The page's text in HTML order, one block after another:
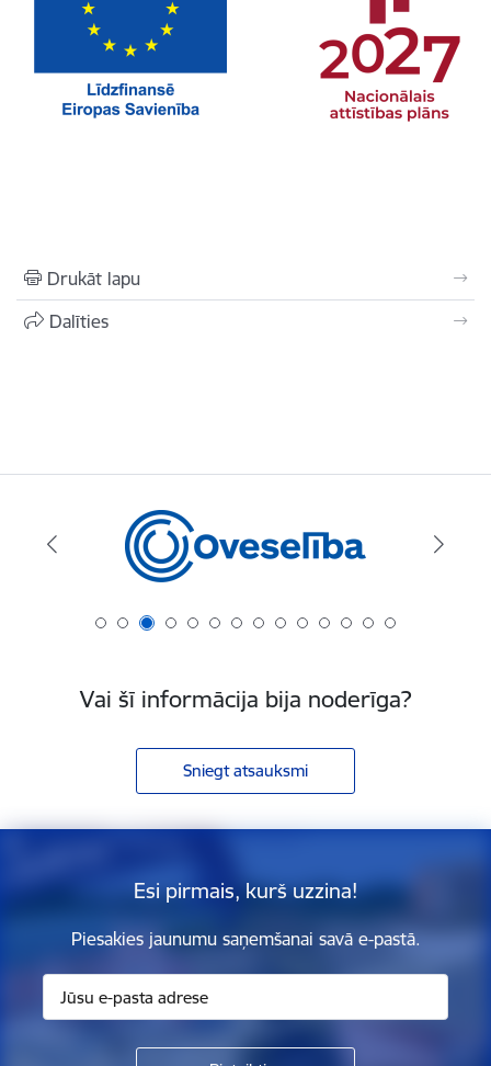
Drukāt lapu
Dalīties
Vai šī informācija bija noderīga?
Sniegt atsauksmi
Esi pirmais, kurš uzzina!
Piesakies jaunumu saņemšanai savā e-pastā.